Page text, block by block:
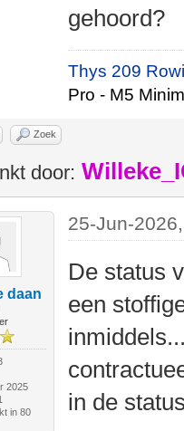
gehoord?
Thys 209
Pro - M5
Zoek
door:
daan
2025
in 80
25-Jun-
De status
een
in de